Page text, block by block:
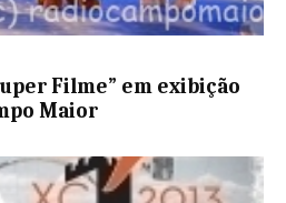
Filme” em exibição
Maior